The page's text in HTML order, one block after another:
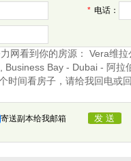
* 电话：
寄送副本给我邮箱